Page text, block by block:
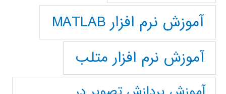
آموزش نرم افزار MATLAB
آموزش نرم افزار متلب